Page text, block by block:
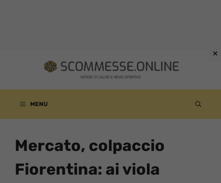
contenuto
MENU
Mercato, colpaccio
Fiorentina: ai viola